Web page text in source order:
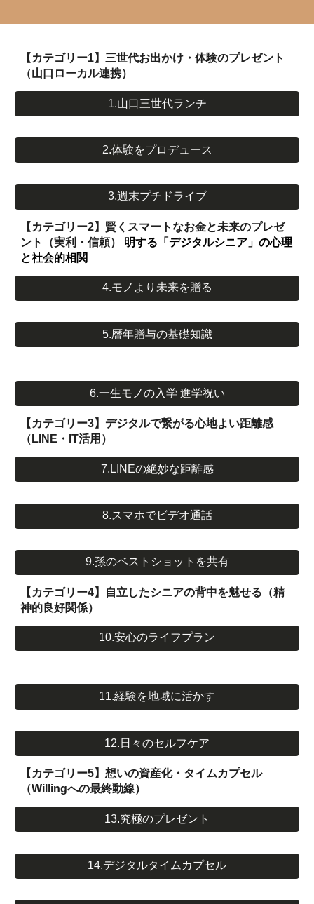
【カテゴリー1】三世代お出かけ・体験のプレゼント
（山口ローカル連携）
1.山口三世代ランチ
2.体験をプロデュース
3.週末プチドライブ
【カテゴリー2】賢くスマートなお金と未来のプレゼ
ント（実利・信頼）
明する「デジタルシニア」の心理
と社会的相関
4.モノより未来を贈る
5.暦年贈与の基礎知識
6.一生モノの入学 進学祝い
【カテゴリー3】デジタルで繋がる心地よい距離感
（LINE・IT活用）
7.LINEの絶妙な距離感
8.スマホでビデオ通話
9.孫のベストショットを共有
【カテゴリー4】自立したシニアの背中を魅せる（精
神的良好関係）
10.安心のライフプラン
11.経験を地域に活かす
12.日々のセルフケア
【カテゴリー5】想いの資産化・タイムカプセル
（Willingへの最終動線）
13.究極のプレゼント
14.デジタルタイムカプセル